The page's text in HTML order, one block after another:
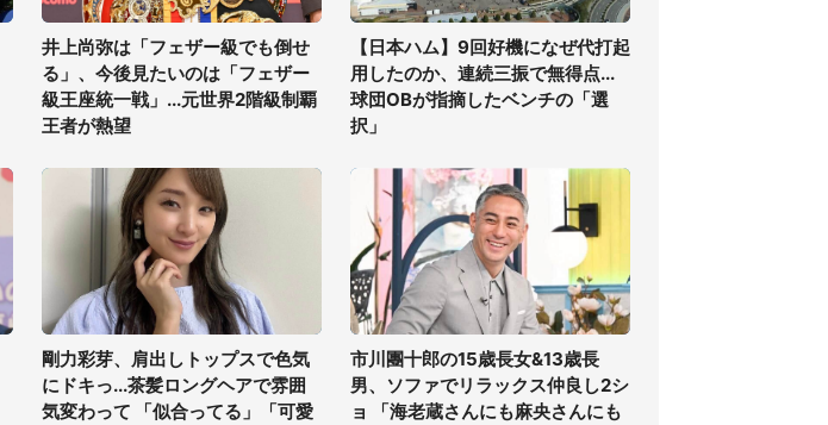
井上尚弥は「フェザー級でも倒せ
る」、今後見たいのは「フェザー
級王座統一戦」...元世界2階級制覇
王者が熱望
【日本ハム】9回好機になぜ代打起
用したのか、連続三振で無得点...
球団OBが指摘したベンチの「選
択」
剛力彩芽、肩出しトップスで色気
にドキっ...茶髪ロングヘアで雰囲
気変わって 「似合ってる」「可愛
市川團十郎の15歳長女&13歳長
男、ソファでリラックス仲良し2シ
ョ 「海老蔵さんにも麻央さんにも